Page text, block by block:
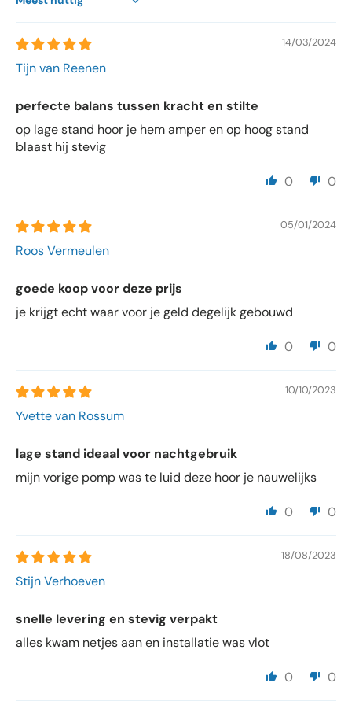
Sort by
14/03/2024
Tijn van Reenen
perfecte balans tussen kracht en stilte
op lage stand hoor je hem amper en op hoog stand
blaast hij stevig
0 0
05/01/2024
Roos Vermeulen
goede koop voor deze prijs
je krijgt echt waar voor je geld degelijk gebouwd
0 0
10/10/2023
Yvette van Rossum
lage stand ideaal voor nachtgebruik
mijn vorige pomp was te luid deze hoor je nauwelijks
0 0
18/08/2023
Stijn Verhoeven
snelle levering en stevig verpakt
alles kwam netjes aan en installatie was vlot
0 0